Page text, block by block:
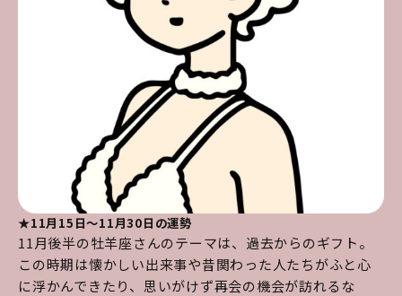
★11月15日～11月30日の運勢
11月後半の牡羊座さんのテーマは、過去からのギフト。
この時期は懐かしい出来事や昔関わった人たちがふと心
に浮かんできたり、思いがけず再会の機会が訪れるな